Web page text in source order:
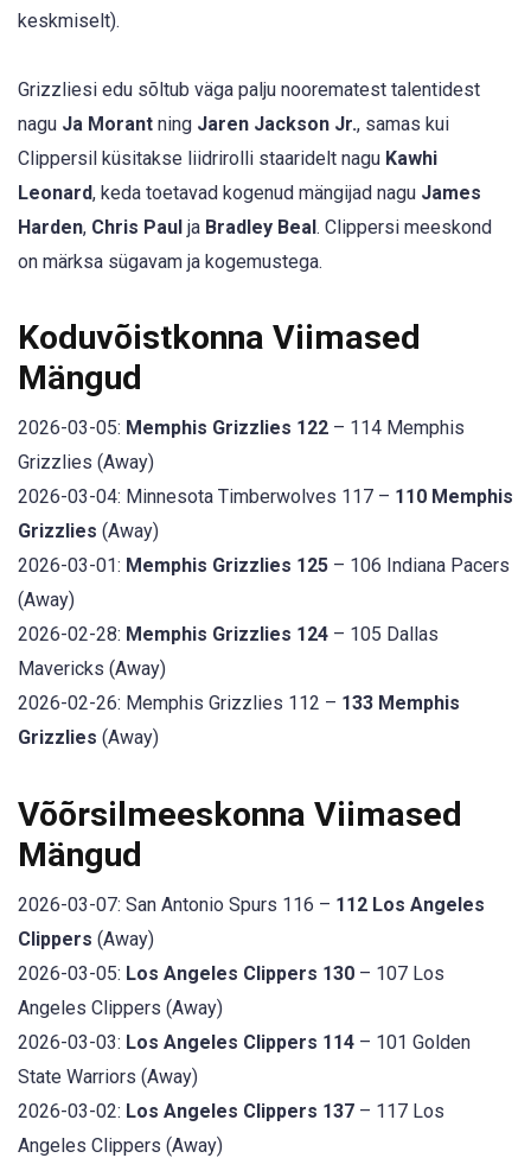
keskmiselt).
Grizzliesi edu sõltub väga palju noorematest talentidest
nagu Ja Morant ning Jaren Jackson Jr., samas kui
Clippersil küsitakse liidrirolli staaridelt nagu Kawhi
Leonard, keda toetavad kogenud mängijad nagu James
Harden, Chris Paul ja Bradley Beal . Clippersi meeskond
on märksa sügavam ja kogemustega.
Koduvõistkonna Viimased
Mängud
2026-03-05: Memphis Grizzlies 122 – 114 Memphis
Grizzlies (Away)
2026-03-04: Minnesota Timberwolves 117 – 110 Memphis
Grizzlies (Away)
2026-03-01: Memphis Grizzlies 125 – 106 Indiana Pacers
(Away)
2026-02-28: Memphis Grizzlies 124 – 105 Dallas
Mavericks (Away)
2026-02-26: Memphis Grizzlies 112 – 133 Memphis
Grizzlies (Away)
Võõrsilmeeskonna Viimased
Mängud
2026-03-07: San Antonio Spurs 116 – 112 Los Angeles
Clippers (Away)
2026-03-05: Los Angeles Clippers 130 – 107 Los
Angeles Clippers (Away)
2026-03-03: Los Angeles Clippers 114 – 101 Golden
State Warriors (Away)
2026-03-02: Los Angeles Clippers 137 – 117 Los
Angeles Clippers (Away)